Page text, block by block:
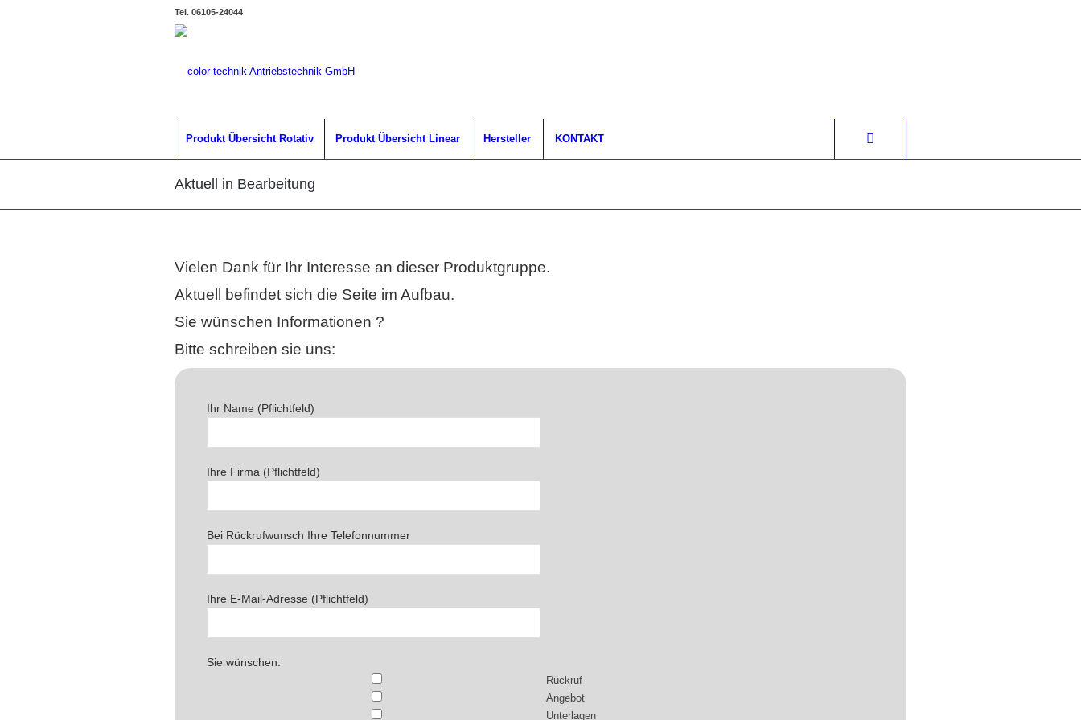
Tel. 06105-24044
Produkt Übersicht Rotativ Produkt Übersicht Linear Hersteller KONTAKT
Aktuell in Bearbeitung
Vielen Dank für Ihr Interesse an dieser Produktgruppe.
Aktuell befindet sich die Seite im Aufbau.
Sie wünschen Informationen ?
Bitte schreiben sie uns:
Ihr Name (Pflichtfeld)
Ihre Firma (Pflichtfeld)
Bei Rückrufwunsch Ihre Telefonnummer
Ihre E-Mail-Adresse (Pflichtfeld)
Sie wünschen:
Rückruf
Angebot
Unterlagen